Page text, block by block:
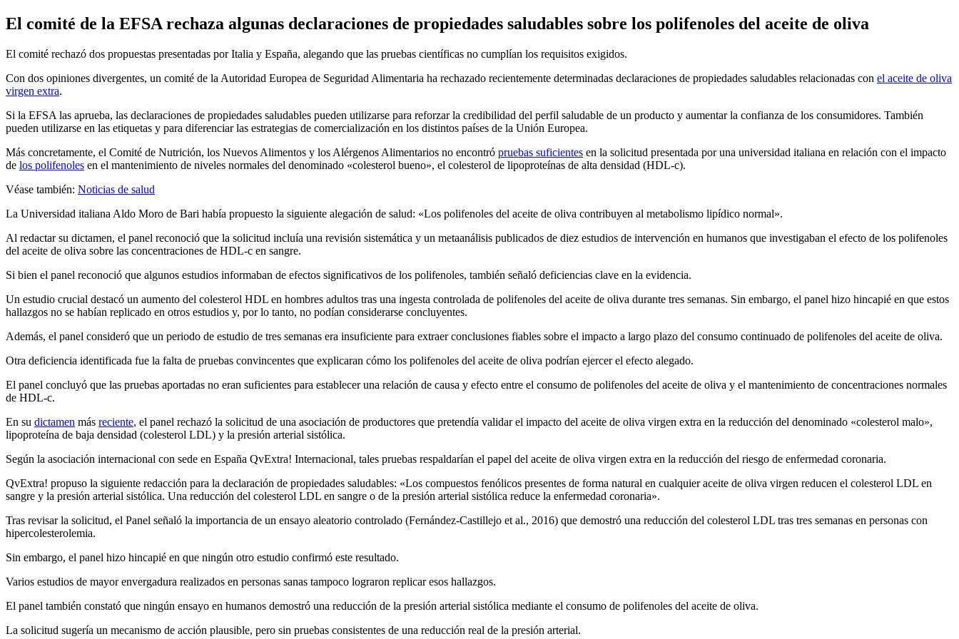
El comité de la EFSA rechaza algunas declaraciones de propiedades saludables sobre los polifenoles del aceite de oliva
El comité rechazó dos propuestas presentadas por Italia y España, alegando que las pruebas científicas no cumplían los requisitos exigidos.
Con dos opiniones divergentes, un comité de la Autoridad Europea de Seguridad Alimentaria ha rechazado recientemente determinadas declaraciones de propiedades saludables relacionadas con el aceite de oliva
virgen extra.
Si la EFSA las aprueba, las declaraciones de propiedades saludables pueden utilizarse para reforzar la credibilidad del perfil saludable de un producto y aumentar la confianza de los consumidores. También
pueden utilizarse en las etiquetas y para diferenciar las estrategias de comercialización en los distintos países de la Unión Europea.
Más concretamente, el Comité de Nutrición, los Nuevos Alimentos y los Alérgenos Alimentarios no encontró pruebas suficientes en la solicitud presentada por una universidad italiana en relación con el impacto
de los polifenoles en el mantenimiento de niveles normales del denominado «colesterol bueno», el colesterol de lipoproteínas de alta densidad (HDL-c).
Véase también: Noticias de salud
La Universidad italiana Aldo Moro de Bari había pro­puesto la si­guiente a­legación de salud: «Los polifenoles del aceite de oliva con­tribuyen al me­ta­bolismo lipídico no­rmal».
Al redactar su dictamen, el panel reconoció que la solicitud incluía una revisión sistemática y un metaanálisis publicados de diez estudios de intervención en humanos que investigaban el efecto de los polifenoles
del aceite de oliva sobre las concentraciones de HDL-c en sangre.
Si bien el panel reconoció que algunos estudios informaban de efectos significativos de los polifenoles, también señaló deficiencias clave en la evidencia.
Un estudio crucial destacó un aumento del colesterol HDL en hombres adultos tras una ingesta controlada de polifenoles del aceite de oliva durante tres semanas. Sin embargo, el panel hizo hincapié en que estos
hallazgos no se habían replicado en otros estudios y, por lo tanto, no podían considerarse concluyentes.
Además, el panel consideró que un periodo de estudio de tres semanas era insuficiente para extraer conclusiones fiables sobre el impacto a largo plazo del consumo continuado de polifenoles del aceite de oliva.
Otra deficiencia identificada fue la falta de pruebas convincentes que explicaran cómo los polifenoles del aceite de oliva podrían ejercer el efecto alegado.
El panel concluyó que las pruebas aportadas no eran suficientes para establecer una relación de causa y efecto entre el consumo de polifenoles del aceite de oliva y el mantenimiento de concentraciones normales
de HDL-c.
En su dictamen más reciente, el panel rechazó la solicitud de una asociación de productores que pretendía validar el impacto del aceite de oliva virgen extra en la reducción del denominado «colesterol malo»,
lipoproteína de baja densidad (colesterol LDL) y la presión arterial sistólica.
Según la asociación internacional con sede en España QvExtra! Internacional, tales pruebas respaldarían el papel del aceite de oliva virgen extra en la reducción del riesgo de enfermedad coronaria.
QvExtra! propuso la siguiente redacción para la declaración de propiedades saludables: «Los compuestos fenólicos presentes de forma natural en cualquier aceite de oliva virgen reducen el colesterol LDL en
sangre y la presión arterial sistólica. Una reducción del colesterol LDL en sangre o de la presión arterial sistólica reduce la enfermedad coronaria».
Tras revisar la solicitud, el Panel señaló la importancia de un ensayo aleatorio controlado (Fernández-Castillejo et al., 2016) que demostró una reducción del colesterol LDL tras tres semanas en personas con
hipercolesterolemia.
Sin embargo, el panel hizo hincapié en que ningún otro estudio confirmó este resultado.
Varios estudios de mayor envergadura realizados en personas sanas tampoco lograron replicar esos hallazgos.
El panel también constató que ningún ensayo en humanos demostró una reducción de la presión arterial sistólica mediante el consumo de polifenoles del aceite de oliva.
La solicitud sugería un mecanismo de acción plausible, pero sin pruebas consistentes de una reducción real de la presión arterial.